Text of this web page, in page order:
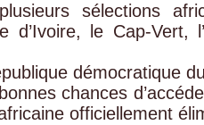
sélections
d’Ivoire, le Cap-Vert,
démocratique
chances
officiellement